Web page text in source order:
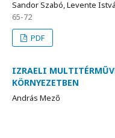
Sandor Szabó, Levente
65-72
PDF
IZRAELI
KÖRNYEZETBEN
András Mező